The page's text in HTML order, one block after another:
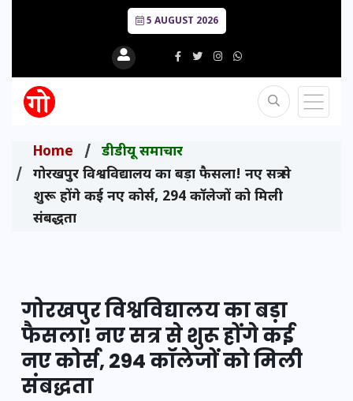
5 AUGUST 2026
Home
डीडीयू समाचार
गोरखपुर विश्वविद्यालय का बड़ा फैसला! नए सत्र से
शुरू होंगे कई नए कोर्स, 294 कॉलेजों को मिली
संबद्धता
गोरखपुर विश्वविद्यालय का बड़ा
फैसला! नए सत्र से शुरू होंगे कई
नए कोर्स, 294 कॉलेजों को मिली
संबद्धता